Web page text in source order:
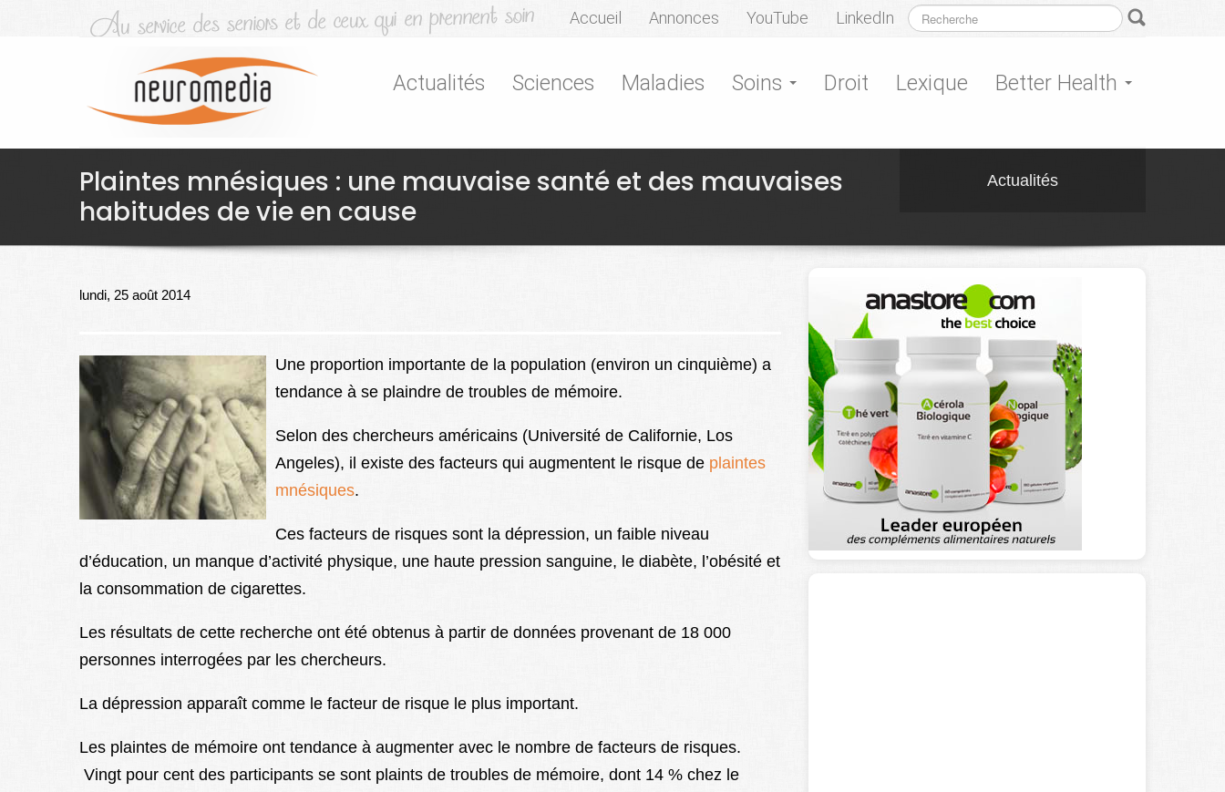
Accueil Annonces YouTube LinkedIn
Actualités Sciences Maladies Soins Droit Lexique Better Health
Plaintes mnésiques : une mauvaise santé et des mauvaises
habitudes de vie en cause
Actualités
lundi, 25 août 2014
Une proportion importante de la population (environ un cinquième) a
tendance à se plaindre de troubles de mémoire.
Selon des chercheurs américains (Université de Californie, Los
Angeles), il existe des facteurs qui augmentent le risque de plaintes
mnésiques.
Ces facteurs de risques sont la dépression, un faible niveau
d’éducation, un manque d’activité physique, une haute pression sanguine, le diabète, l’obésité et
la consommation de cigarettes.
Les résultats de cette recherche ont été obtenus à partir de données provenant de 18 000
personnes interrogées par les chercheurs.
La dépression apparaît comme le facteur de risque le plus important.
Les plaintes de mémoire ont tendance à augmenter avec le nombre de facteurs de risques.
Vingt pour cent des participants se sont plaints de troubles de mémoire, dont 14 % chez le